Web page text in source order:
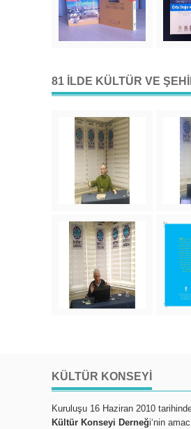
81 İLDE KÜLTÜR VE
KÜLTÜR KONSEYI
Kuruluşu 16 Haziran 2010
Kültür Konseyi Derneği‘nin